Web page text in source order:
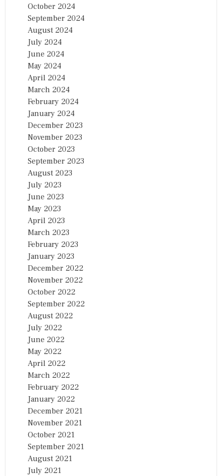
October 2024
September 2024
August 2024
July 2024
June 2024
May 2024
April 2024
March 2024
February 2024
January 2024
December 2023
November 2023
October 2023
September 2023
August 2023
July 2023
June 2023
May 2023
April 2023
March 2023
February 2023
January 2023
December 2022
November 2022
October 2022
September 2022
August 2022
July 2022
June 2022
May 2022
April 2022
March 2022
February 2022
January 2022
December 2021
November 2021
October 2021
September 2021
August 2021
July 2021